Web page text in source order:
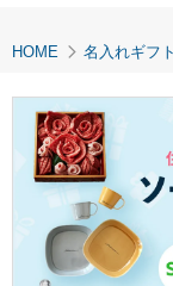
【キャンセルについて】
商品はオリジナル商
セル・変更はお受けい
ご了承の上、ご注文
HOME 名入れギフト